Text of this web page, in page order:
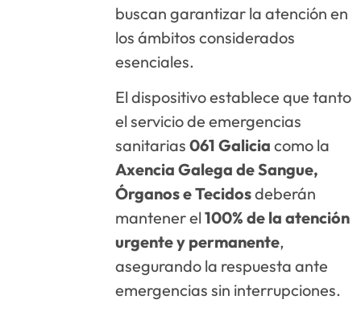
buscan garantizar la atención en
los ámbitos considerados
esenciales.
El dispositivo establece que tanto
el servicio de emergencias
sanitarias061 Galicia como la
Axencia Galega de Sangue,
Órganos e Tecidosdeberán
mantener el100% de la atención
urgente y permanente,
asegurando la respuesta ante
emergencias sin interrupciones.